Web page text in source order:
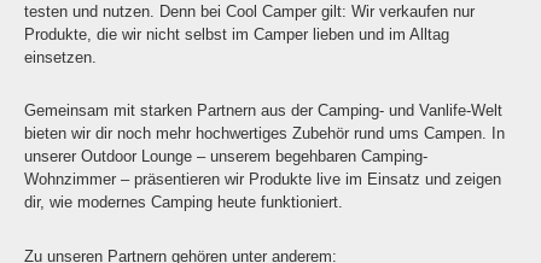
testen und nutzen. Denn bei Cool Camper gilt: Wir verkaufen nur
Produkte, die wir nicht selbst im Camper lieben und im Alltag
einsetzen.
Gemeinsam mit starken Partnern aus der Camping- und Vanlife-Welt
bieten wir dir noch mehr hochwertiges Zubehör rund ums Campen. In
unserer Outdoor Lounge – unserem begehbaren Camping-
Wohnzimmer – präsentieren wir Produkte live im Einsatz und zeigen
dir, wie modernes Camping heute funktioniert.
Zu unseren Partnern gehören unter anderem: